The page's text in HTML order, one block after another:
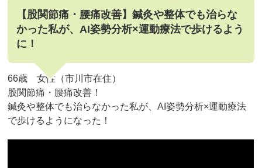
【股関節痛・腰痛改善】鍼灸や整体でも治らな
かった私が、AI姿勢分析×運動療法で歩けるよう
に！
66歳 女性（市川市在住）
股関節痛・腰痛改善！
鍼灸や整体でも治らなかった私が、AI姿勢分析×運動療法
で歩けるようになった！